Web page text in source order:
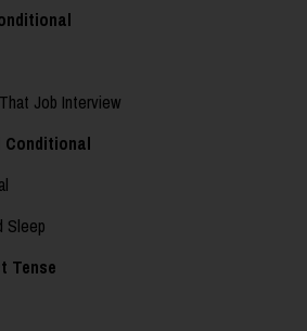
Job Interview
Conditional
Sleep
Tense